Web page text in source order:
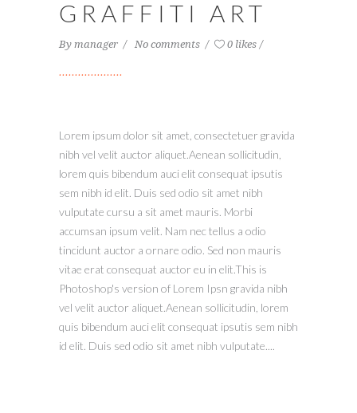
GRAFFITI ART
By manager No comments 0 likes
Lorem ipsum dolor sit amet, consectetuer gravida
nibh vel velit auctor aliquet.Aenean sollicitudin,
lorem quis bibendum auci elit consequat ipsutis
sem nibh id elit. Duis sed odio sit amet nibh
vulputate cursu a sit amet mauris. Morbi
accumsan ipsum velit. Nam nec tellus a odio
tincidunt auctor a ornare odio. Sed non mauris
vitae erat consequat auctor eu in elit.This is
Photoshop's version of Lorem Ipsn gravida nibh
vel velit auctor aliquet.Aenean sollicitudin, lorem
quis bibendum auci elit consequat ipsutis sem nibh
id elit. Duis sed odio sit amet nibh vulputate....